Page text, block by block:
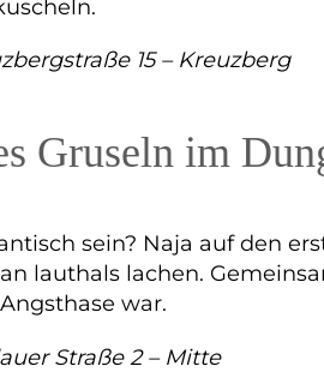
15 – Kreuzberg
Gruseln im
sein? Naja auf den
lauthals lachen.
war.
Straße 2 – Mitte